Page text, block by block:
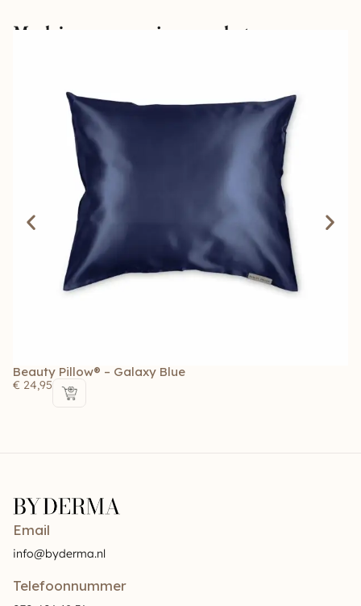
Maak jouw verzorging compleet
Beauty Pillow® – Galaxy Blue
€ 24,95
Email
info@byderma.nl
Telefoonnummer